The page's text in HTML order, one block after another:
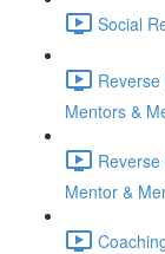
Social
Mentors &
Mentor &